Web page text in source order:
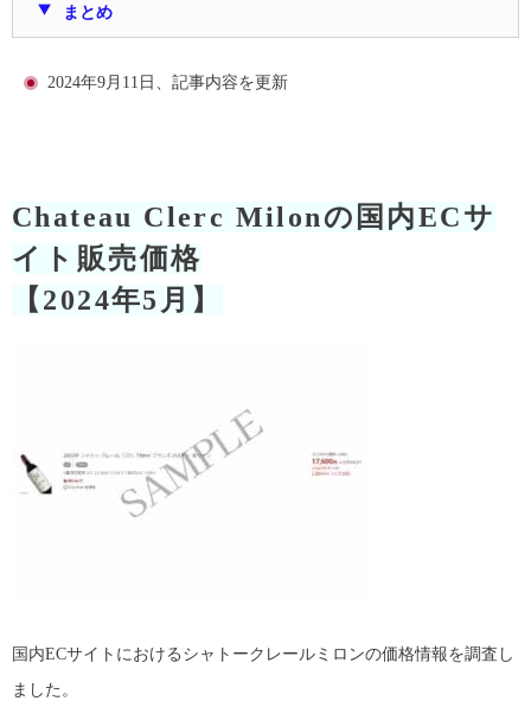
まとめ
2024年9月11日、記事内容を更新
Chateau Clerc Milonの国内ECサ
イト販売価格
【2024年5月】
国内ECサイトにおけるシャトークレールミロンの価格情報を調査し
ました。